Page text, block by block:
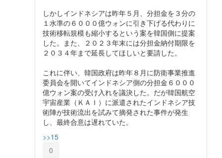
しかしインドネシアは昨年５月、分担金を３分の
１水準の６０００億ウォンに引き下げる代わりに
技術移転規模も縮小するという案を韓国側に提案
した。また、２０２３年末には分担金納付期限を
２０３４年まで延長してほしいと要請した。
これに伴い、韓国政府は昨年８月に防衛事業推進
委員会を開いてインドネシア側の分担金６０００
億ウォン案の受け入れを議決した。だが韓国航空
宇宙産業（ＫＡＩ）に派遣されたインドネシア技
術陣が技術流出を試みて摘発された事件が発生
し、最終合意は遅れていた。
>>15
0